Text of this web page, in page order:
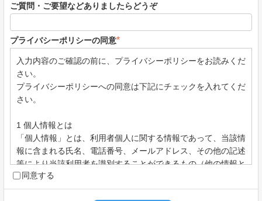
ご質問・ご要望などありましたらどうぞ
プライバシーポリシーの同意*
入力内容のご確認の前に、プライバシーポリシーをお読みくだ
さい。
プライバシーポリシーへの同意は下記にチェックを入れてくだ
さい。
1 個人情報とは
「個人情報」とは、利用者個人に関する情報であって、当該情
報に含まれる氏名、電話番号、メールアドレス、その他の記述
等により当該利用者を識別することができるもの（他の情報と
容易に照合することができ、それにより特定の個人を識別する
ことができることとなるものを含む。）ものと定義します。
同意する